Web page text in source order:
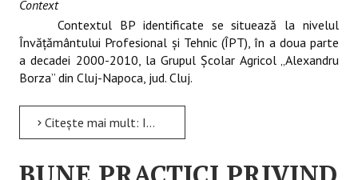
Context
Contextul BP identificate se situează la nivelul
Învăţământului Profesional şi Tehnic (ÎPT), în a doua parte
a decadei 2000-2010, la Grupul Şcolar Agricol „Alexandru
Borza” din Cluj-Napoca, jud. Cluj.
Citește mai mult: Implicarea beneficiarilor în implementarea mecanismelor de asigurare a calităţii. „Săptămâna...